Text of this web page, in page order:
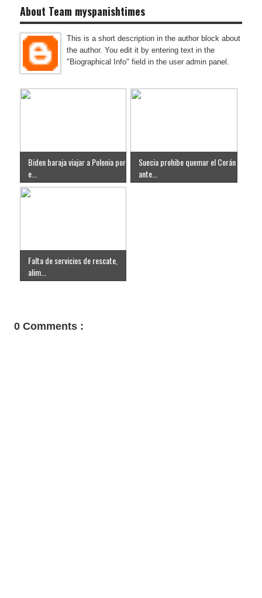
About Team myspanishtimes
This is a short description in the author block about
the author. You edit it by entering text in the
"Biographical Info" field in the user admin panel.
Biden baraja viajar a Polonia por
e...
Suecia prohibe quemar el Corán
ante...
Falta de servicios de rescate,
alim...
0 Comments :